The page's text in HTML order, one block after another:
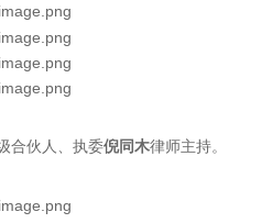
合伙人、执委倪同木律师主持。